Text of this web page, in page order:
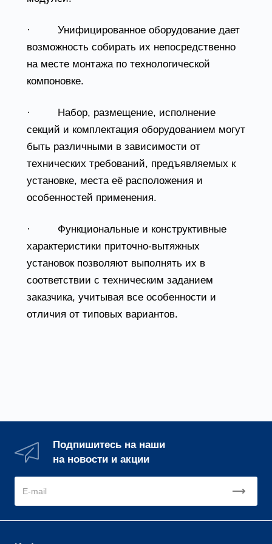
· Унифицированное оборудование дает
возможность собирать их непосредственно
на месте монтажа по технологической
компоновке.
· Набор, размещение, исполнение
секций и комплектация оборудованием могут
быть различными в зависимости от
технических требований, предъявляемых к
установке, места её расположения и
особенностей применения.
· Функциональные и конструктивные
характеристики приточно-вытяжных
установок позволяют выполнять их в
соответствии с техническим заданием
заказчика, учитывая все особенности и
отличия от типовых вариантов.
Подпишитесь на наши
на новости и акции